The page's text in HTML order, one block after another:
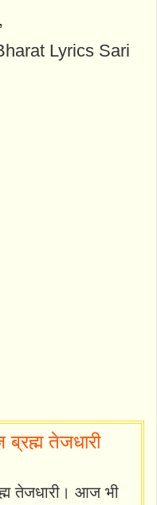
Lyrics Sari
ब्रह्म तेजधारी
तेजधारी। आज भी